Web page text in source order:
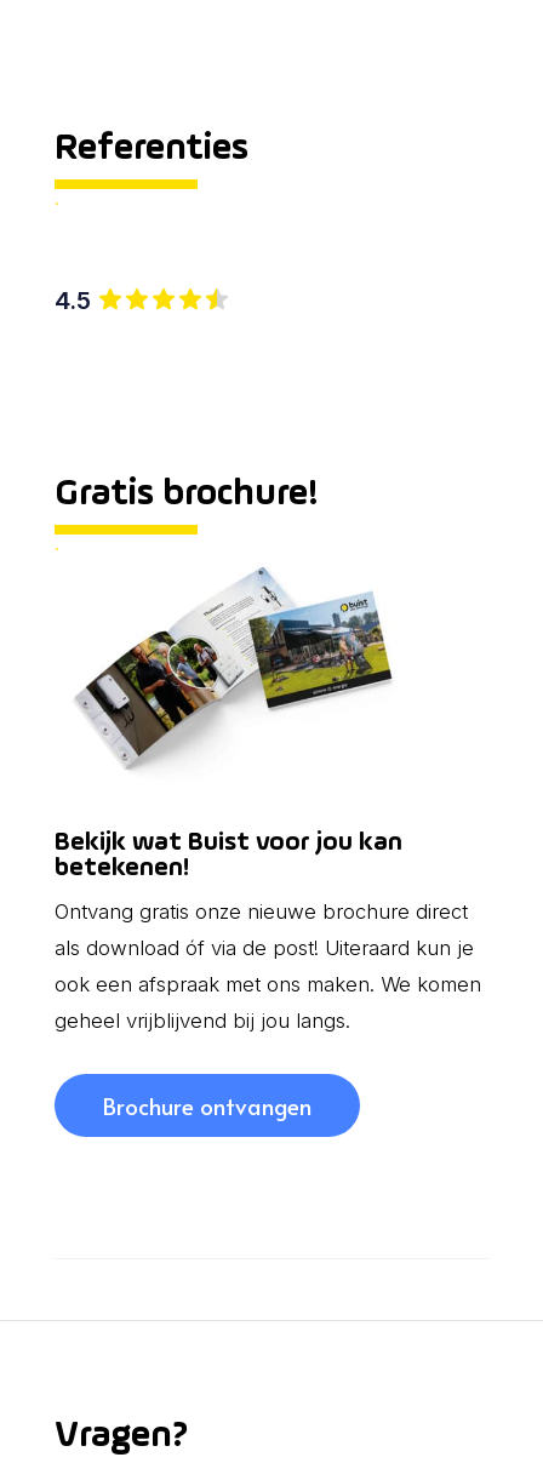
Referenties
.
4.5
Gratis brochure!
.
Bekijk wat Buist voor jou kan
betekenen!
Ontvang gratis onze nieuwe brochure direct
als download óf via de post! Uiteraard kun je
ook een afspraak met ons maken. We komen
geheel vrijblijvend bij jou langs.
Brochure ontvangen
Vragen?